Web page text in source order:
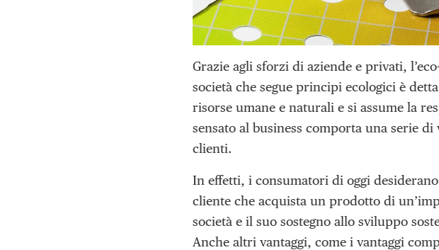
Grazie agli sforzi di aziende e privati,
società che segue principi ecologici è
risorse umane e naturali e si assume la
sensato al business comporta una serie
clienti.
In effetti, i consumatori di oggi
cliente che acquista un prodotto di
società e il suo sostegno allo sviluppo
Anche altri vantaggi, come i vantaggi